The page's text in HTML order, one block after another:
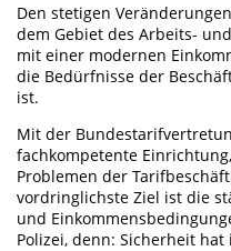
Den stetigen
dem Gebiet des Arbeits-
mit einer modernen
die Bedürfnisse der
ist.
Mit der
fachkompetente
Problemen der
vordringlichste Ziel ist die
und
Polizei, denn: Sicherheit hat